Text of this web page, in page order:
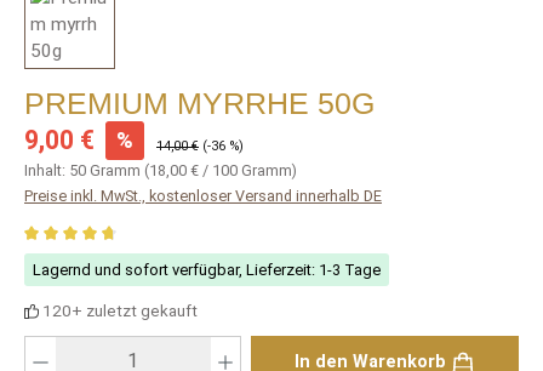
PREMIUM MYRRHE 50G
Verkaufspreis:
9,00 € % Regulärer Preis:
14,00 € (-36 %)
Inhalt: 50 Gramm (18,00 € / 100 Gramm)
Preise inkl. MwSt., kostenloser Versand innerhalb DE
Durchschnittliche Bewertung von 4.67 von 5 Sternen
Lagernd und sofort verfügbar, Lieferzeit: 1-3 Tage
120+ zuletzt gekauft
In den Warenkorb